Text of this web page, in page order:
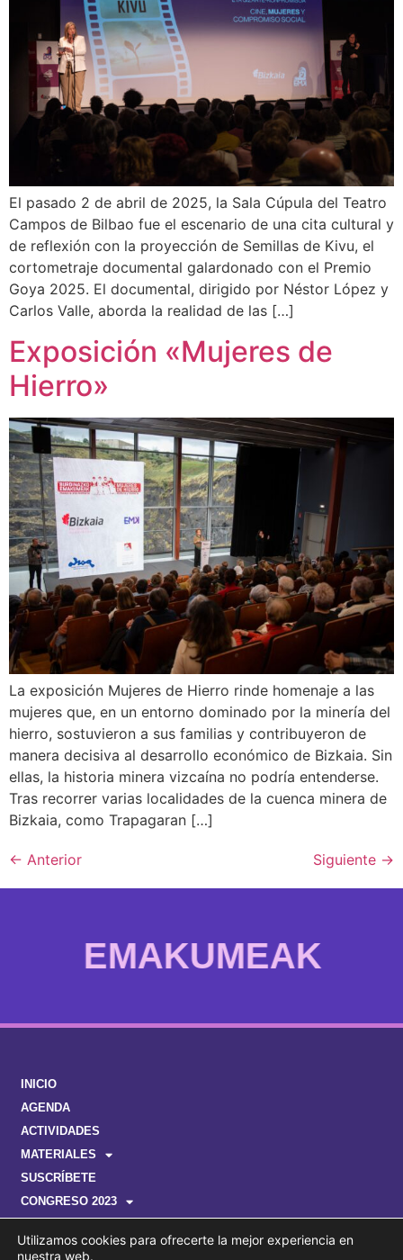
El pasado 2 de abril de 2025, la Sala Cúpula del Teatro
Campos de Bilbao fue el escenario de una cita cultural y
de reflexión con la proyección de Semillas de Kivu, el
cortometraje documental galardonado con el Premio
Goya 2025. El documental, dirigido por Néstor López y
Carlos Valle, aborda la realidad de las […]
Exposición «Mujeres de
Hierro»
La exposición Mujeres de Hierro rinde homenaje a las
mujeres que, en un entorno dominado por la minería del
hierro, sostuvieron a sus familias y contribuyeron de
manera decisiva al desarrollo económico de Bizkaia. Sin
ellas, la historia minera vizcaína no podría entenderse.
Tras recorrer varias localidades de la cuenca minera de
Bizkaia, como Trapagaran […]
← Anterior Siguiente →
EMAKUMEAK
INICIO
AGENDA
ACTIVIDADES
MATERIALES
SUSCRÍBETE
CONGRESO 2023
Utilizamos cookies para ofrecerte la mejor experiencia en
nuestra web.